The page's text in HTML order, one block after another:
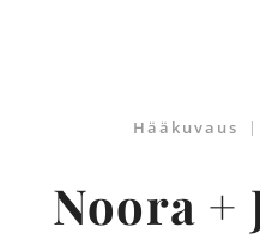
Hääkuvaus
Noora +